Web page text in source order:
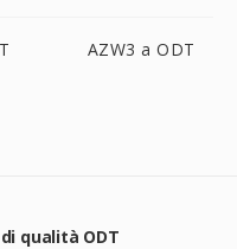
AZW3 a ODT
qualità ODT